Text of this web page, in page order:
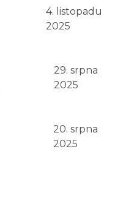
4. listopadu
2025
29. srpna
2025
20. srpna
2025